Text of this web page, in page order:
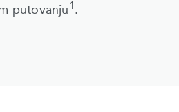
putovanju 1 .